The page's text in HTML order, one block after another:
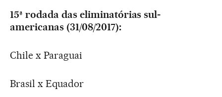
15ª rodada das eliminatórias sul-
americanas (31/08/2017):
Chile x Paraguai
Brasil x Equador